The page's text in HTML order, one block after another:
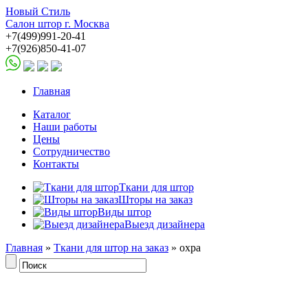
Новый Стиль
Салон штор г. Москва
+7(499)991-20-41
+7(926)850-41-07
Главная
Каталог
Наши работы
Цены
Сотрудничество
Контакты
Ткани для штор
Шторы на заказ
Виды штор
Выезд дизайнера
Главная » Ткани для штор на заказ » охра